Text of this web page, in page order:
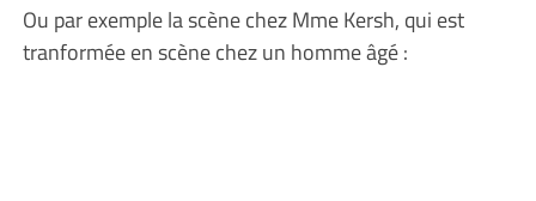
Ou par exemple la scène chez Mme Kersh, qui est
tranformée en scène chez un homme âgé :